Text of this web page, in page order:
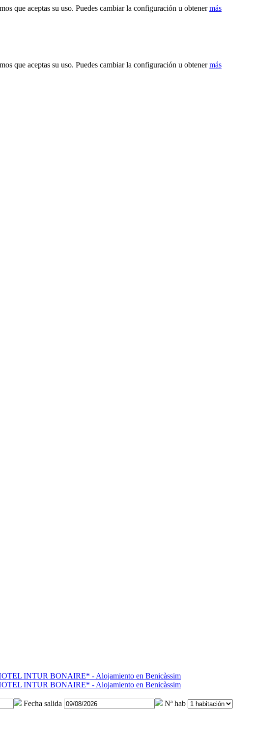
que aceptas su uso. Puedes cambiar la configuración u obtenermás
que aceptas su uso. Puedes cambiar la configuración u obtenermás
Fecha salida
Nª hab